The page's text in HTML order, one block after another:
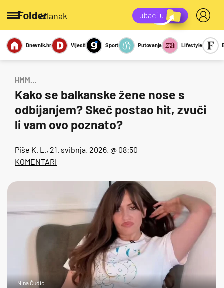
/članak
Miks Kviz
Report
Sexy
Dnevnik.hr Vijesti Sport Putovanja Lifestyle
HMM…
Kako se balkanske žene nose s
odbijanjem? Skeč postao hit, zvuči
li vam ovo poznato?
Piše K. L. , 21. svibnja. 2026. @ 08:50
KOMENTARI
Nina Čudić